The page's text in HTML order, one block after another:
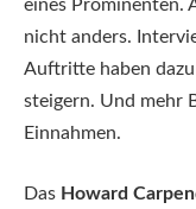
eines Prominenten.
nicht anders.
Auftritte haben
steigern. Und mehr
Einnahmen.
Das Howard